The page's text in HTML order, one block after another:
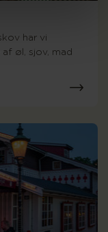
har vi
øl, sjov, mad